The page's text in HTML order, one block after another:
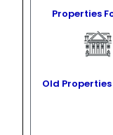
Properties
Old